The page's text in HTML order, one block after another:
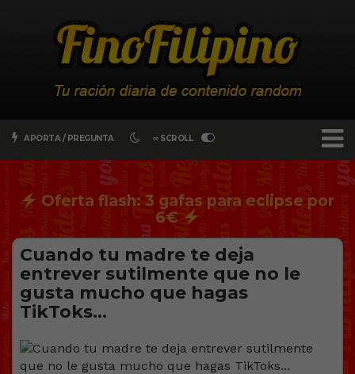
APORTA / PREGUNTA ∞ SCROLL
Oferta flash: 3 gafas para eclipse por
6€
Cuando tu madre te deja
entrever sutilmente que no le
gusta mucho que hagas
TikToks…